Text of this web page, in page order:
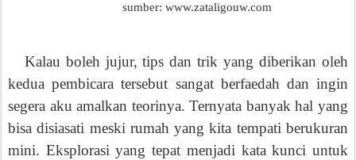
sumber: www.zataligouw.com
Kalau boleh jujur, tips dan trik yang diberikan oleh
kedua pembicara tersebut sangat berfaedah dan ingin
segera akuamalkan teorinya. Ternyata banyak hal yang
bisa disiasati meski rumah yang kita tempati berukuran
mini. Eksplorasi yang tepat menjadi kata kunci untuk